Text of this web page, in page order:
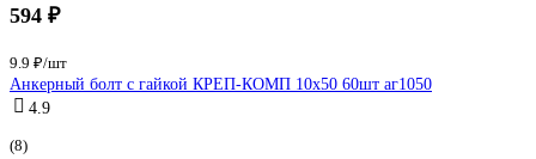
594 ₽
9.9 ₽/шт
Анкерный болт с гайкой КРЕП-КОМП 10х50 60шт аг1050
4.9
(8)